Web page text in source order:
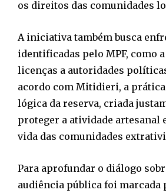
os direitos das comunidades
A iniciativa também busca
identificadas pelo MPF, como
licenças a autoridades
acordo com Mitidieri, a
lógica da reserva, criada
proteger a atividade artesanal
vida das comunidades
Para aprofundar o diálogo
audiência pública foi marcada